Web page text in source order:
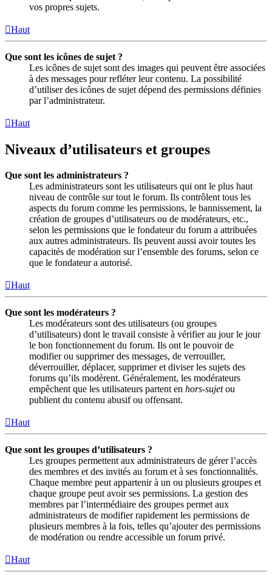
vos propres sujets.
Haut
Que sont les icônes de sujet ?
Les icônes de sujet sont des images qui peuvent être associées
à des messages pour refléter leur contenu. La possibilité
d’utiliser des icônes de sujet dépend des permissions définies
par l’administrateur.
Haut
Niveaux d’utilisateurs et groupes
Que sont les administrateurs ?
Les administrateurs sont les utilisateurs qui ont le plus haut
niveau de contrôle sur tout le forum. Ils contrôlent tous les
aspects du forum comme les permissions, le bannissement, la
création de groupes d’utilisateurs ou de modérateurs, etc.,
selon les permissions que le fondateur du forum a attribuées
aux autres administrateurs. Ils peuvent aussi avoir toutes les
capacités de modération sur l’ensemble des forums, selon ce
que le fondateur a autorisé.
Haut
Que sont les modérateurs ?
Les modérateurs sont des utilisateurs (ou groupes
d’utilisateurs) dont le travail consiste à vérifier au jour le jour
le bon fonctionnement du forum. Ils ont le pouvoir de
modifier ou supprimer des messages, de verrouiller,
déverrouiller, déplacer, supprimer et diviser les sujets des
forums qu’ils modèrent. Généralement, les modérateurs
empêchent que les utilisateurs partent en hors-sujetou
publient du contenu abusif ou offensant.
Haut
Que sont les groupes d’utilisateurs ?
Les groupes permettent aux administrateurs de gérer l’accès
des membres et des invités au forum et à ses fonctionnalités.
Chaque membre peut appartenir à un ou plusieurs groupes et
chaque groupe peut avoir ses permissions. La gestion des
membres par l’intermédiaire des groupes permet aux
administrateurs de modifier rapidement les permissions de
plusieurs membres à la fois, telles qu’ajouter des permissions
de modération ou rendre accessible un forum privé.
Haut